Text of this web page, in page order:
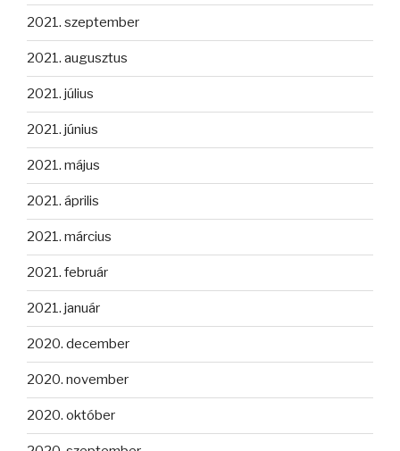
2021. szeptember
2021. augusztus
2021. július
2021. június
2021. május
2021. április
2021. március
2021. február
2021. január
2020. december
2020. november
2020. október